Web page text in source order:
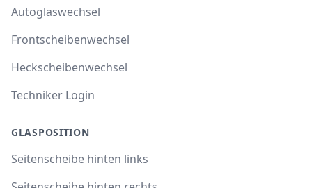
Autoglaswechsel
Frontscheibenwechsel
Heckscheibenwechsel
Techniker Login
GLASPOSITION
Seitenscheibe hinten links